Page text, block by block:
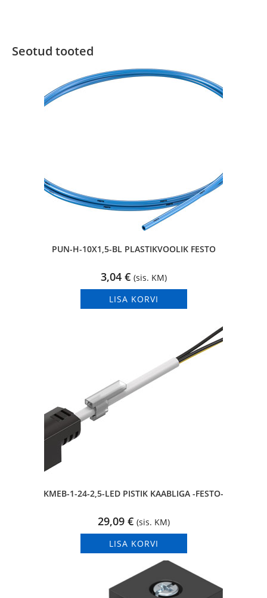
Seotud tooted
PUN-H-10X1,5-BL PLASTIKVOOLIK FESTO
3,04 € (sis. KM)
LISA KORVI
KMEB-1-24-2,5-LED PISTIK KAABLIGA -FESTO-
29,09 € (sis. KM)
LISA KORVI